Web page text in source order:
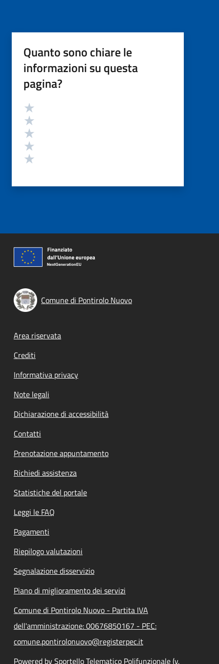
Quanto sono chiare le
informazioni su questa
pagina?
Valutazione
Comune di Pontirolo Nuovo
Footer menu
Area riservata
Crediti
Informativa privacy
Note legali
Dichiarazione di accessibilità
Contatti
Prenotazione appuntamento
Richiedi assistenza
Statistiche del portale
Leggi le FAQ
Pagamenti
Riepilogo valutazioni
Segnalazione disservizio
Piano di miglioramento dei servizi
Comune di Pontirolo Nuovo - Partita IVA
dell'amministrazione: 00676850167 - PEC:
comune.pontirolonuovo@registerpec.it
Powered by Sportello Telematico Polifunzionale (v.